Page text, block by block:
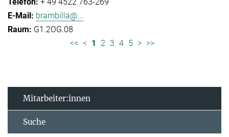
+ 49 4522 763-269
brambilla@...
G1.2OG.08
<< < 1 2 3 4 5 > >>
Mitarbeiter:innen
Suche